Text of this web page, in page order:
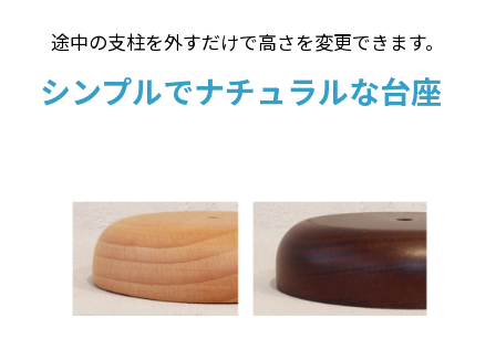
途中の支柱を外すだけで高さを変更できます。
シンプルでナチュラルな台座